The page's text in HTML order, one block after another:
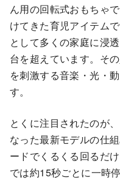
ん用の回転式おもちゃ
けてきた育児アイテム
として多くの家庭に浸
台を超えています。そ
を刺激する音楽・光・
す。
とくに注目されたのが
なった最新モデルの仕
ードでくるくる回るだ
では約15秒ごとに一時